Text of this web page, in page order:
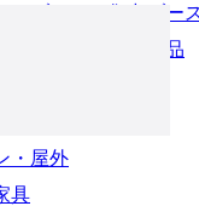
ルブース・集中ブー
アクセサリー・備品
・屋外
具